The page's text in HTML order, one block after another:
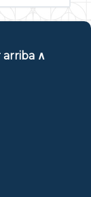
arriba ∧